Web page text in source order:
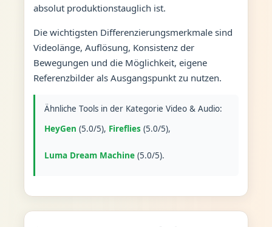
absolut produktionstauglich ist.
Die wichtigsten Differenzierungsmerkmale sind
Videolänge, Auflösung, Konsistenz der
Bewegungen und die Möglichkeit, eigene
Referenzbilder als Ausgangspunkt zu nutzen.
Ähnliche Tools in der Kategorie Video & Audio:
HeyGen (5.0/5), Fireflies(5.0/5),
Luma Dream Machine(5.0/5).